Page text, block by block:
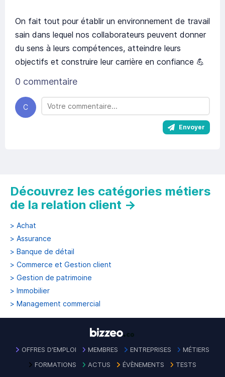
On fait tout pour établir un environnement de travail
sain dans lequel nos collaborateurs peuvent donner
du sens à leurs compétences, atteindre leurs
objectifs et construire leur carrière en confiance 💪
0 commentaire
C
Envoyer
Découvrez les catégories métiers
de la relation client →
> Achat
> Assurance
> Banque de détail
> Commerce et Gestion client
> Gestion de patrimoine
> Immobilier
> Management commercial
OFFRES D'EMPLOI MEMBRES ENTREPRISES
MÉTIERS
FORMATIONS
ACTUS ÉVÈNEMENTS TESTS